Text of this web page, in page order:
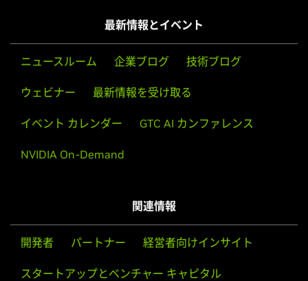
最新情報とイベント
ニュースルーム 企業ブログ 技術ブログ
ウェビナー 最新情報を受け取る
イベント カレンダー GTC AI カンファレンス
NVIDIA On-Demand
関連情報
開発者 パートナー 経営者向けインサイト
スタートアップとベンチャー キャピタル